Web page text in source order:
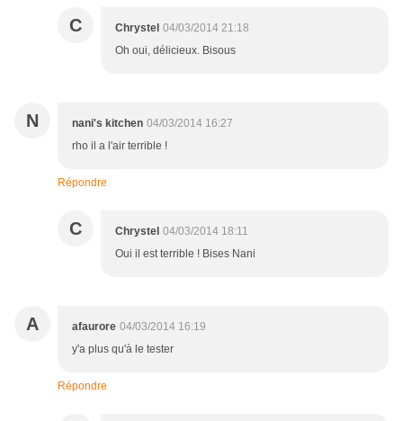
C Chrystel 04/03/2014 21:18
Oh oui, délicieux. Bisous
N nani's kitchen 04/03/2014 16:27
rho il a l'air terrible !
Répondre
C Chrystel 04/03/2014 18:11
Oui il est terrible ! Bises Nani
A afaurore 04/03/2014 16:19
y'a plus qu'à le tester
Répondre